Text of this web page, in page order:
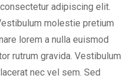
adipiscing elit.
molestie pretium
lorem a nulla euismod
rutrum gravida. Vestibulum
nec vel sem. Sed